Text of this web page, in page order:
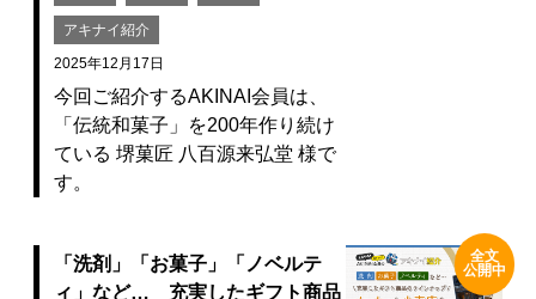
アキナイ紹介
2025年12月17日
今回ご紹介するAKINAI会員は、
「伝統和菓子」を200年作り続け
ている 堺菓匠 八百源来弘堂 様で
す。
全文
公開中
「洗剤」「お菓子」「ノベルテ
ィ」など… 充実したギフト商品